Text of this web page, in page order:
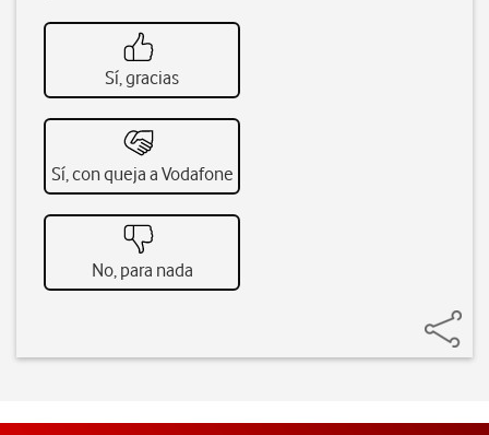
Sí, gracias
Sí, con queja a Vodafone
No, para nada